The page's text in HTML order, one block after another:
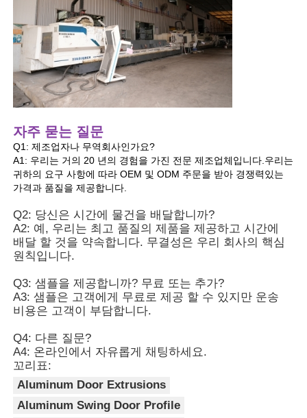
알루미늄 프로필 액세서리
여닫이 창 프로필
광택 알루미늄 프로파일
알루미늄 트림 프로파일
알루미늄 히트 싱크 추출 프로파일
자주 묻는 질문
Q1: 제조업자나 무역회사인가요?
A1: 우리는 거의 20 년의 경험을 가진 전문 제조업체입니다.우리는
귀하의 요구 사항에 따라 OEM 및 ODM 주문을 받아 경쟁력있는
가격과 품질을 제공합니다.
Q2: 당신은 시간에 물건을 배달합니까?
A2: 예, 우리는 최고 품질의 제품을 제공하고 시간에
배달 할 것을 약속합니다. 무결성은 우리 회사의 핵심
원칙입니다.
Q3: 샘플을 제공합니까? 무료 또는 추가?
A3: 샘플은 고객에게 무료로 제공 할 수 있지만 운송
비용은 고객이 부담합니다.
Q4: 다른 질문?
A4: 온라인에서 자유롭게 채팅하세요.
꼬리표:
Aluminum Door Extrusions
Aluminum Swing Door Profile